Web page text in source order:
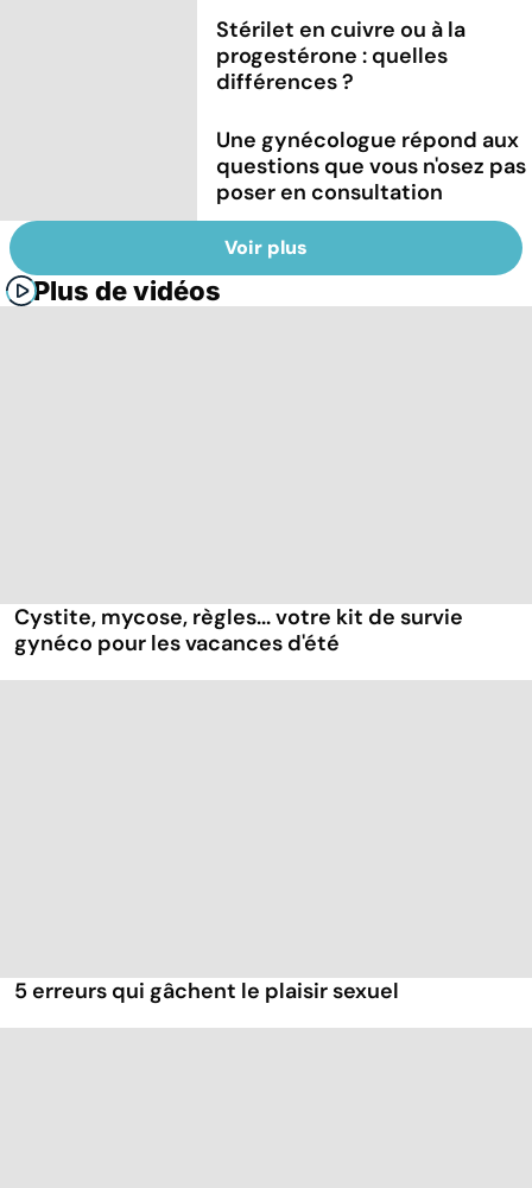
Stérilet en cuivre ou à la
progestérone : quelles
différences ?
Une gynécologue répond aux
questions que vous n'osez pas
poser en consultation
Voir plus
Plus de vidéos
Cystite, mycose, règles... votre kit de survie
gynéco pour les vacances d'été
5 erreurs qui gâchent le plaisir sexuel